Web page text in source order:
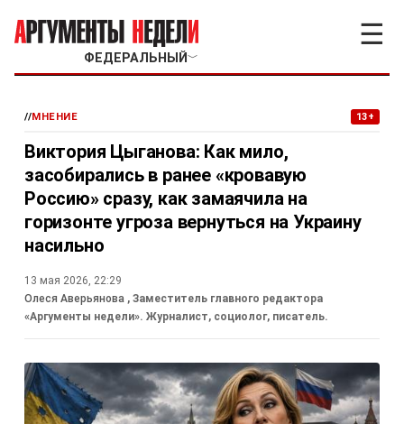
ФЕДЕРАЛЬНЫЙ ﹀
☰
//МНЕНИЕ 13+
Виктория Цыганова: Как мило,
засобирались в ранее «кровавую
Россию» сразу, как замаячила на
горизонте угроза вернуться на Украину
насильно
13 мая 2026, 22:29
Олеся Аверьянова , Заместитель главного редактора
«Аргументы недели». Журналист, социолог, писатель.